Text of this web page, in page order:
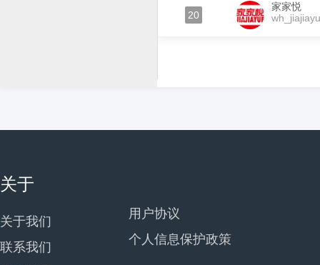
20
家家悦
关于
关于我们
联系我们
用户协议
个人信息保护政策